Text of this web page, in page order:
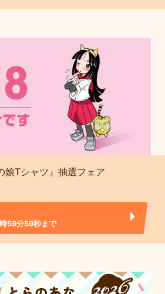
娘Tシャツ』抽選フェア
59分59秒まで